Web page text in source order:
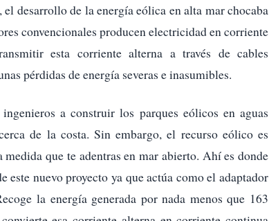
el desarrollo de la energía eólica en alta mar chocaba
convencionales producen electricidad en corriente
esta corriente alterna a través de cables
pérdidas de energía severas e inasumibles.
a construir los parques eólicos en aguas
de la costa. Sin embargo, el recurso eólico es
que te adentras en mar abierto. Ahí es donde
nuevo proyecto ya que actúa como el adaptador
la energía generada por nada menos que 163